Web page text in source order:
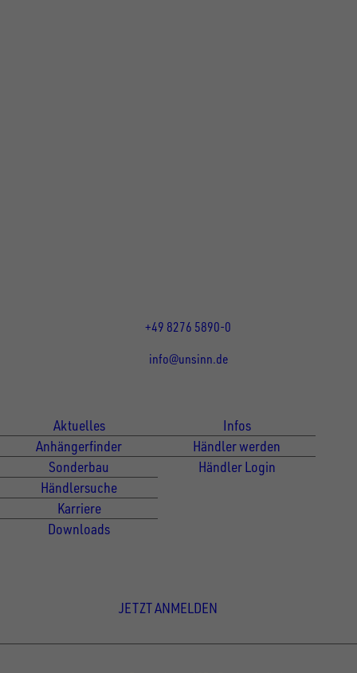
+49 8276 5890-0
info@unsinn.de
Aktuelles
Anhängerfinder
Sonderbau
Händlersuche
Karriere
Downloads
Infos
Händler werden
Händler Login
JETZT ANMELDEN